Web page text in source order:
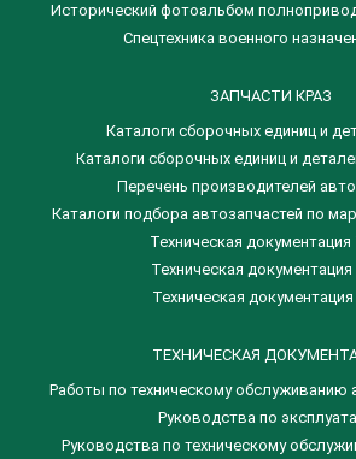
Исторический фотоальбом
Спецтехника военного
ЗАПЧАСТИ КРАЗ
Каталоги сборочных единиц и
​Каталоги сборочных единиц и
Перечень производителей
Каталоги подбора автозапчастей по
Техническая документация
Техническая
Техническая
ТЕХНИЧЕСКАЯ
Работы по техническому обслуживанию
Руководства по
Руководства по техническому